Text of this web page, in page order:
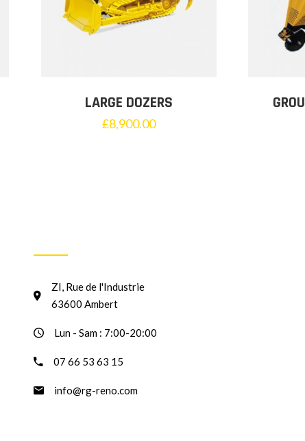
LARGE DOZERS
£8,900.00
ZI, Rue de l'Industrie
63600 Ambert
Lun - Sam : 7:00-20:00
07 66 53 63 15
info@rg-reno.com